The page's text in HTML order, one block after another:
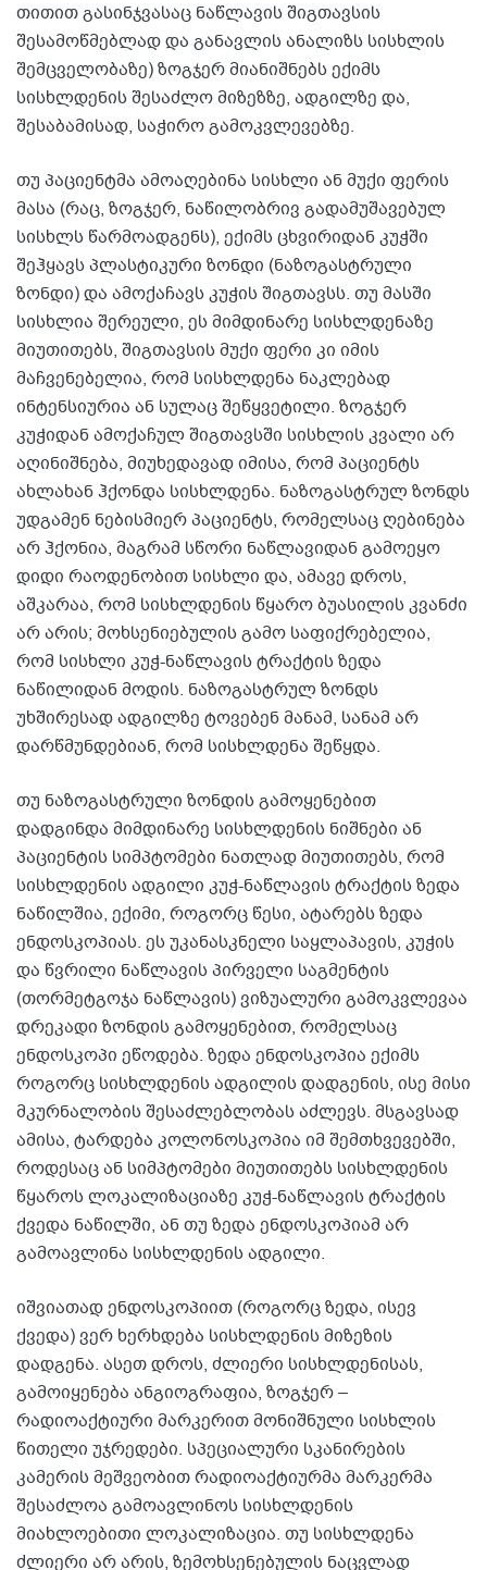
თითით გასინჯვასაც ნაწლავის შიგთავსის
შესამოწმებლად და განავლის ანალიზს სისხლის
შემცველობაზე) ზოგჯერ მიანიშნებს ექიმს
სისხლდენის შესაძლო მიზეზზე, ადგილზე და,
შესაბამისად, საჭირო გამოკვლევებზე.
თუ პაციენტმა ამოაღებინა სისხლი ან მუქი ფერის
მასა (რაც, ზოგჯერ, ნაწილობრივ გადამუშავებულ
სისხლს წარმოადგენს), ექიმს ცხვირიდან კუჭში
შეჰყავს პლასტიკური ზონდი (ნაზოგასტრული
ზონდი) და ამოქაჩავს კუჭის შიგთავსს. თუ მასში
სისხლია შერეული, ეს მიმდინარე სისხლდენაზე
მიუთითებს, შიგთავსის მუქი ფერი კი იმის
მაჩვენებელია, რომ სისხლდენა ნაკლებად
ინტენსიურია ან სულაც შეწყვეტილი. ზოგჯერ
კუჭიდან ამოქაჩულ შიგთავსში სისხლის კვალი არ
აღინიშნება, მიუხედავად იმისა, რომ პაციენტს
ახლახან ჰქონდა სისხლდენა. ნაზოგასტრულ ზონდს
უდგამენ ნებისმიერ პაციენტს, რომელსაც ღებინება
არ ჰქონია, მაგრამ სწორი ნაწლავიდან გამოეყო
დიდი რაოდენობით სისხლი და, ამავე დროს,
აშკარაა, რომ სისხლდენის წყარო ბუასილის კვანძი
არ არის; მოხსენიებულის გამო საფიქრებელია,
რომ სისხლი კუჭ-ნაწლავის ტრაქტის ზედა
ნაწილიდან მოდის. ნაზოგასტრულ ზონდს
უხშირესად ადგილზე ტოვებენ მანამ, სანამ არ
დარწმუნდებიან, რომ სისხლდენა შეწყდა.
თუ ნაზოგასტრული ზონდის გამოყენებით
დადგინდა მიმდინარე სისხლდენის ნიშნები ან
პაციენტის სიმპტომები ნათლად მიუთითებს, რომ
სისხლდენის ადგილი კუჭ-ნაწლავის ტრაქტის ზედა
ნაწილშია, ექიმი, როგორც წესი, ატარებს ზედა
ენდოსკოპიას. ეს უკანასკნელი საყლაპავის, კუჭის
და წვრილი ნაწლავის პირველი საგმენტის
(თორმეტგოჯა ნაწლავის) ვიზუალური გამოკვლევაა
დრეკადი ზონდის გამოყენებით, რომელსაც
ენდოსკოპი ეწოდება. ზედა ენდოსკოპია ექიმს
როგორც სისხლდენის ადგილის დადგენის, ისე მისი
მკურნალობის შესაძლებლობას აძლევს. მსგავსად
ამისა, ტარდება კოლონოსკოპია იმ შემთხვევებში,
როდესაც ან სიმპტომები მიუთითებს სისხლდენის
წყაროს ლოკალიზაციაზე კუჭ-ნაწლავის ტრაქტის
ქვედა ნაწილში, ან თუ ზედა ენდოსკოპიამ არ
გამოავლინა სისხლდენის ადგილი.
იშვიათად ენდოსკოპიით (როგორც ზედა, ისევ
ქვედა) ვერ ხერხდება სისხლდენის მიზეზის
დადგენა. ასეთ დროს, ძლიერი სისხლდენისას,
გამოიყენება ანგიოგრაფია, ზოგჯერ –
რადიოაქტიური მარკერით მონიშნული სისხლის
წითელი უჯრედები. სპეციალური სკანირების
კამერის მეშვეობით რადიოაქტიურმა მარკერმა
შესაძლოა გამოავლინოს სისხლდენის
მიახლოებითი ლოკალიზაცია. თუ სისხლდენა
ძლიერი არ არის, ზემოხსენებულის ნაცვლად